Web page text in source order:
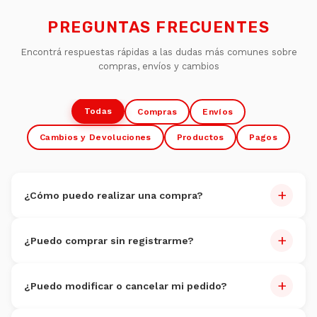
PREGUNTAS FRECUENTES
Encontrá respuestas rápidas a las dudas más comunes sobre
compras, envíos y cambios
Todas Compras Envíos
Cambios y Devoluciones Productos Pagos
¿Cómo puedo realizar una compra? +
Navegate por nuestro catálogo y seleccioná los
¿Puedo comprar sin registrarme? +
¿Puedo modificar o cancelar mi pedido? +